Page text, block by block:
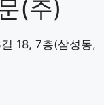
(주)
18, 7층(삼성동,